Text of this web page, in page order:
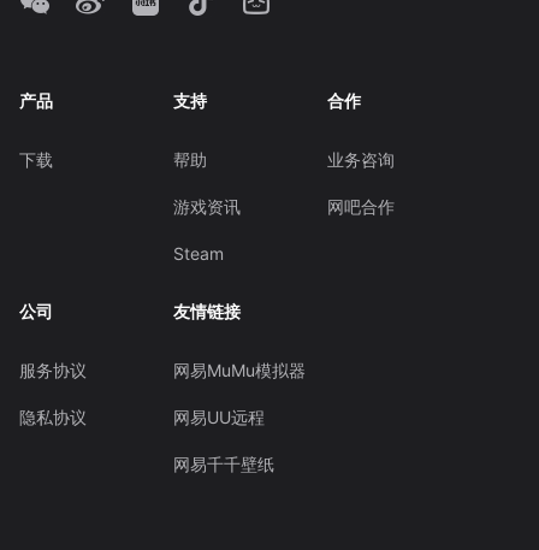
产品
下载
支持
帮助
游戏资讯
Steam
合作
业务咨询
网吧合作
公司
服务协议
隐私协议
友情链接
网易MuMu模拟器
网易UU远程
网易千千壁纸